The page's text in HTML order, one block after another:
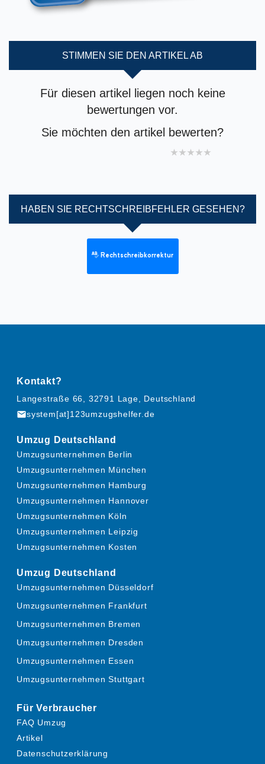
STIMMEN SIE DEN ARTIKEL AB
Für diesen artikel liegen noch keine
bewertungen vor.
Sie möchten den artikel bewerten?
4 stars
3 stars
2 stars
1 star
HABEN SIE RECHTSCHREIBFEHLER GESEHEN?
Rechtschreibkorrektur
Kontakt?
Langestraße 66, 32791 Lage, Deutschland
mailsystem[at]123umzugshelfer.de
Umzug Deutschland
Umzugsunternehmen Berlin
Umzugsunternehmen München
Umzugsunternehmen Hamburg
Umzugsunternehmen Hannover
Umzugsunternehmen Köln
Umzugsunternehmen Leipzig
Umzugsunternehmen Kosten
Umzug Deutschland
Umzugsunternehmen Düsseldorf
Umzugsunternehmen Frankfurt
Umzugsunternehmen Bremen
Umzugsunternehmen Dresden
Umzugsunternehmen Essen
Umzugsunternehmen Stuttgart
Für Verbraucher
FAQ Umzug
Artikel
Datenschutzerklärung